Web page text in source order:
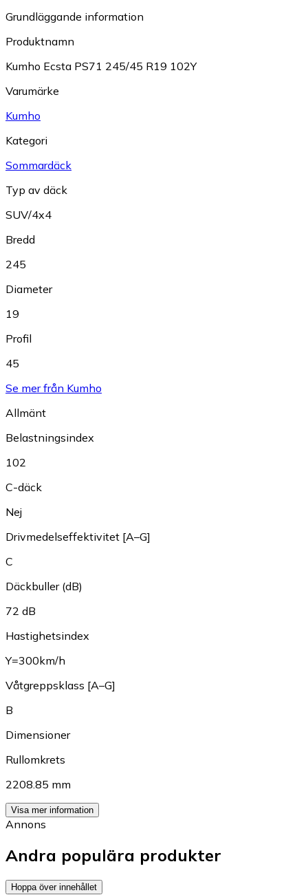
Grundläggande information
Produktnamn
Kumho Ecsta PS71 245/45 R19 102Y
Varumärke
Kumho
Kategori
Sommardäck
Typ av däck
SUV/4x4
Bredd
245
Diameter
19
Profil
45
Se mer från Kumho
Allmänt
Belastningsindex
102
C-däck
Nej
Drivmedelseffektivitet [A–G]
C
Däckbuller (dB)
72 dB
Hastighetsindex
Y=300km/h
Våtgreppsklass [A–G]
B
Dimensioner
Rullomkrets
2208.85 mm
Visa mer information
Annons
Andra populära produkter
Hoppa över innehållet